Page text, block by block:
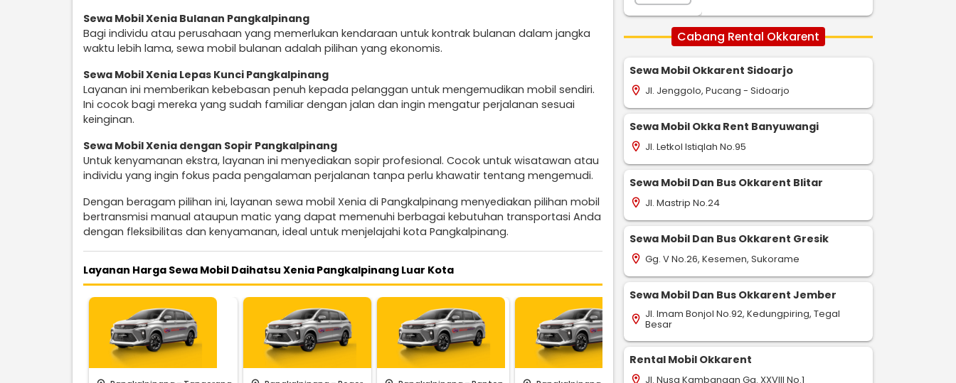
Sewa Mobil Xenia Bulanan Pangkalpinang
Bagi individu atau perusahaan yang memerlukan kendaraan untuk kontrak bulanan dalam jangka
waktu lebih lama, sewa mobil bulanan adalah pilihan yang ekonomis.
Sewa Mobil Xenia Lepas Kunci Pangkalpinang
Layanan ini memberikan kebebasan penuh kepada pelanggan untuk mengemudikan mobil sendiri.
Ini cocok bagi mereka yang sudah familiar dengan jalan dan ingin mengatur perjalanan sesuai
keinginan.
Sewa Mobil Xenia dengan Sopir Pangkalpinang
Untuk kenyamanan ekstra, layanan ini menyediakan sopir profesional. Cocok untuk wisatawan atau
individu yang ingin fokus pada pengalaman perjalanan tanpa perlu khawatir tentang mengemudi.
Dengan beragam pilihan ini, layanan sewa mobil Xenia di Pangkalpinang menyediakan pilihan mobil
bertransmisi manual ataupun matic yang dapat memenuhi berbagai kebutuhan transportasi Anda
dengan fleksibilitas dan kenyamanan, ideal untuk menjelajahi kota Pangkalpinang.
Layanan Harga Sewa Mobil Daihatsu Xenia Pangkalpinang Luar Kota
Cabang Rental Okkarent
Sewa Mobil Okkarent Sidoarjo
location_on Jl. Jenggolo, Pucang - Sidoarjo
Sewa Mobil Okka Rent Banyuwangi
location_on Jl. Letkol Istiqlah No.95
Sewa Mobil Dan Bus Okkarent Blitar
location_on Jl. Mastrip No.24
Sewa Mobil Dan Bus Okkarent Gresik
location_on Gg. V No.26, Kesemen, Sukorame
Sewa Mobil Dan Bus Okkarent Jember
location_on Jl. Imam Bonjol No.92, Kedungpiring, Tegal
Besar
Rental Mobil Okkarent
location_on Jl. Nusa Kambangan Gg. XXVIII No.1